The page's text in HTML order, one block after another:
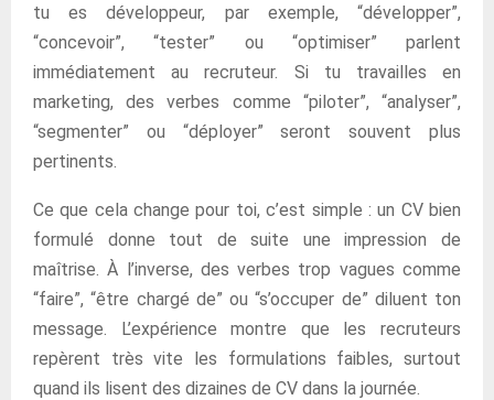
tu es développeur, par exemple, “développer”,
“concevoir”, “tester” ou “optimiser” parlent
immédiatement au recruteur. Si tu travailles en
marketing, des verbes comme “piloter”, “analyser”,
“segmenter” ou “déployer” seront souvent plus
pertinents.
Ce que cela change pour toi, c’est simple : un CV bien
formulé donne tout de suite une impression de
maîtrise. À l’inverse, des verbes trop vagues comme
“faire”, “être chargé de” ou “s’occuper de” diluent ton
message. L’expérience montre que les recruteurs
repèrent très vite les formulations faibles, surtout
quand ils lisent des dizaines de CV dans la journée.